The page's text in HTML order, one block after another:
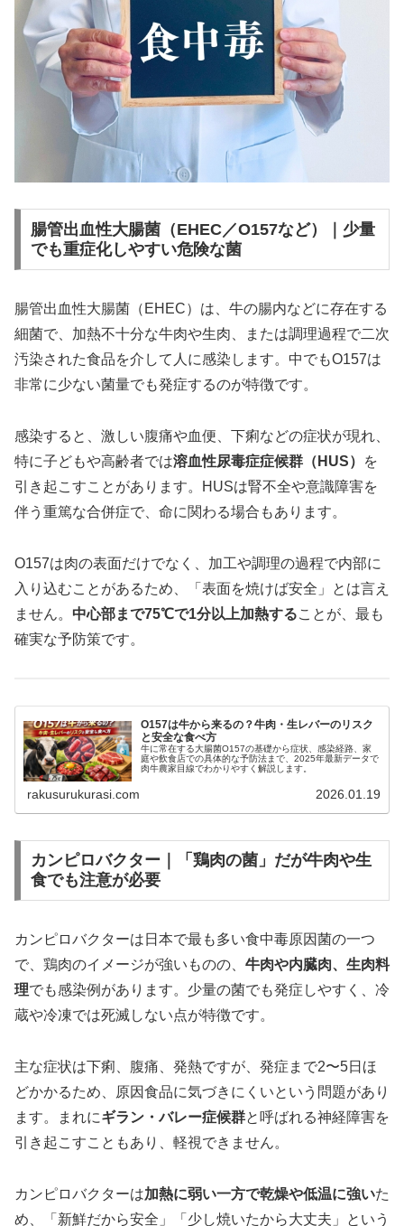
腸管出血性大腸菌（EHEC／O157など）｜少量
でも重症化しやすい危険な菌
腸管出血性大腸菌（EHEC）は、牛の腸内などに存在する
細菌で、加熱不十分な牛肉や生肉、または調理過程で二次
汚染された食品を介して人に感染します。中でもO157は
非常に少ない菌量でも発症するのが特徴です。
感染すると、激しい腹痛や血便、下痢などの症状が現れ、
特に子どもや高齢者では溶血性尿毒症症候群（HUS）
を
引き起こすことがあります。HUSは腎不全や意識障害を
伴う重篤な合併症で、命に関わる場合もあります。
O157は肉の表面だけでなく、加工や調理の過程で内部に
入り込むことがあるため、「表面を焼けば安全」とは言え
ません。 中心部まで75℃で1分以上加熱することが、最も
確実な予防策です。
O157は牛から来るの？牛肉・生レバーのリスク
と安全な食べ方
牛に常在する大腸菌O157の基礎から症状、感染経路、家
庭や飲食店での具体的な予防法まで、2025年最新データで
肉牛農家目線でわかりやすく解説します。
rakusurukurasi.com 2026.01.19
カンピロバクター｜「鶏肉の菌」だが牛肉や生
食でも注意が必要
カンピロバクターは日本で最も多い食中毒原因菌の一つ
で、鶏肉のイメージが強いものの、 牛肉や内臓肉、生肉料
理でも感染例があります。少量の菌でも発症しやすく、冷
蔵や冷凍では死滅しない点が特徴です。
主な症状は下痢、腹痛、発熱ですが、発症まで2〜5日ほ
どかかるため、原因食品に気づきにくいという問題があり
ます。まれにギラン・バレー症候群と呼ばれる神経障害を
引き起こすこともあり、軽視できません。
カンピロバクターは加熱に弱い一方で乾燥や低温に強いた
め、「新鮮だから安全」「少し焼いたから大丈夫」という